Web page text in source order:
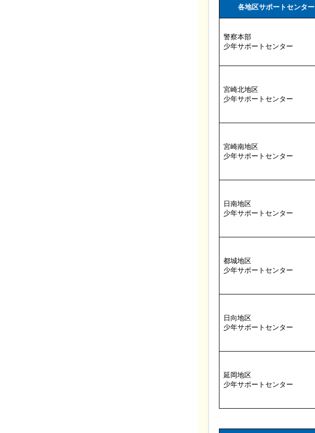
各地区サポートセンター
警察本部
少年サポートセンター
宮崎北地区
少年サポートセンター
宮崎南地区
少年サポートセンター
日南地区
少年サポートセンター
都城地区
少年サポートセンター
日向地区
少年サポートセンター
延岡地区
少年サポートセンター